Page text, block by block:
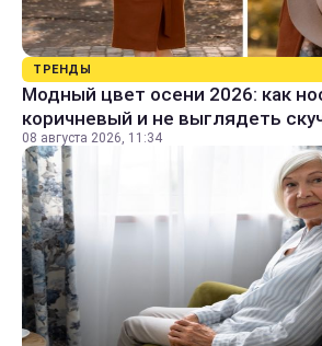
ТРЕНДЫ
Модный цвет осени 2026: как
коричневый и не выглядеть
08 августа 2026, 11:34